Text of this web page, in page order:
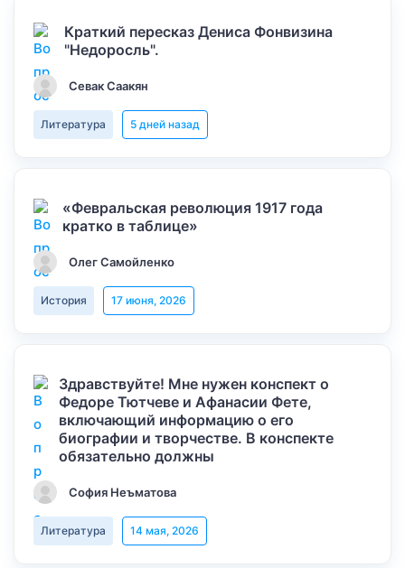
Краткий пересказ Дениса Фонвизина
"Недоросль".
Севак Саакян
Литература 5 дней назад
«Февральская революция 1917 года
кратко в таблице»
Олег Самойленко
История 17 июня, 2026
Здравствуйте! Мне нужен конспект о
Федоре Тютчеве и Афанасии Фете,
включающий информацию о его
биографии и творчестве. В конспекте
обязательно должны
София Неъматова
Литература 14 мая, 2026